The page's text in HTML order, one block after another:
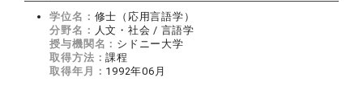
学位名： 修士（応用言語学）
分野名： 人文・社会 / 言語学
授与機関名： シドニー大学
取得方法：課程
取得年月： 1992年06月